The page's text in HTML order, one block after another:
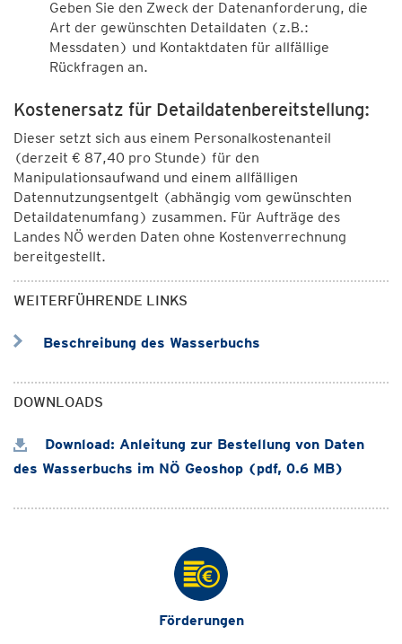
Geben Sie den Zweck der Datenanforderung, die
Art der gewünschten Detaildaten (z.B.:
Messdaten) und Kontaktdaten für allfällige
Rückfragen an.
Kostenersatz für Detaildatenbereitstellung:
Dieser setzt sich aus einem Personalkostenanteil
(derzeit € 87,40 pro Stunde) für den
Manipulationsaufwand und einem allfälligen
Datennutzungsentgelt (abhängig vom gewünschten
Detaildatenumfang) zusammen. Für Aufträge des
Landes NÖ werden Daten ohne Kostenverrechnung
bereitgestellt.
WEITERFÜHRENDE LINKS
Beschreibung des Wasserbuchs
DOWNLOADS
Download: Anleitung zur Bestellung von Daten
des Wasserbuchs im NÖ Geoshop (pdf, 0.6 MB)
Förderungen